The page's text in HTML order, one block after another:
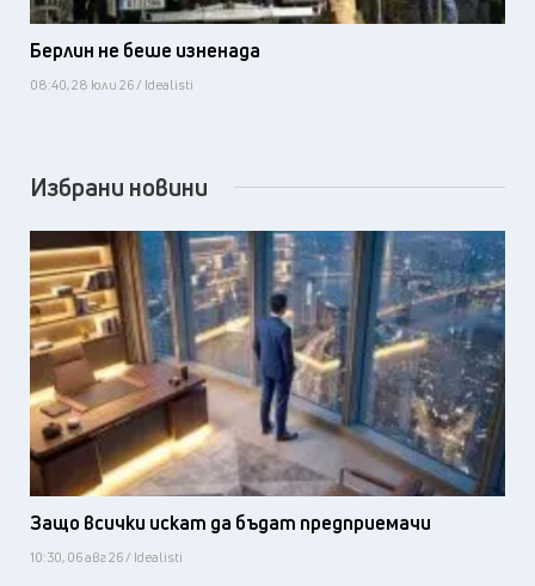
Берлин не беше изненада
08:40, 28 юли 26 / Idealisti
Избрани новини
Защо всички искат да бъдат предприемачи
10:30, 06 авг 26 / Idealisti